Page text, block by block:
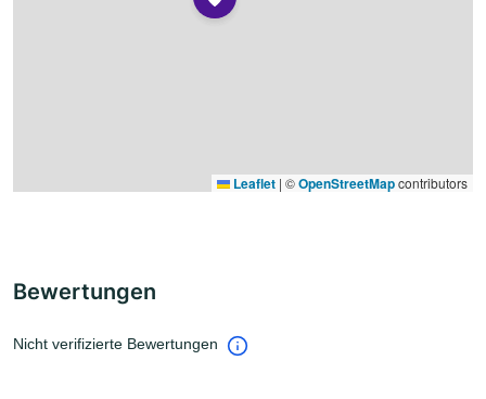
Leaflet | ©OpenStreetMapcontributors
Bewertungen
Nicht verifizierte Bewertungen